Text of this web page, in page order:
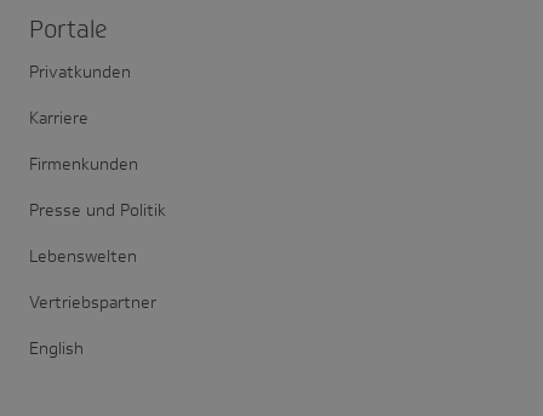
Portale
Privatkunden
Karriere
Firmenkunden
Presse und Politik
Lebenswelten
Vertriebspartner
English